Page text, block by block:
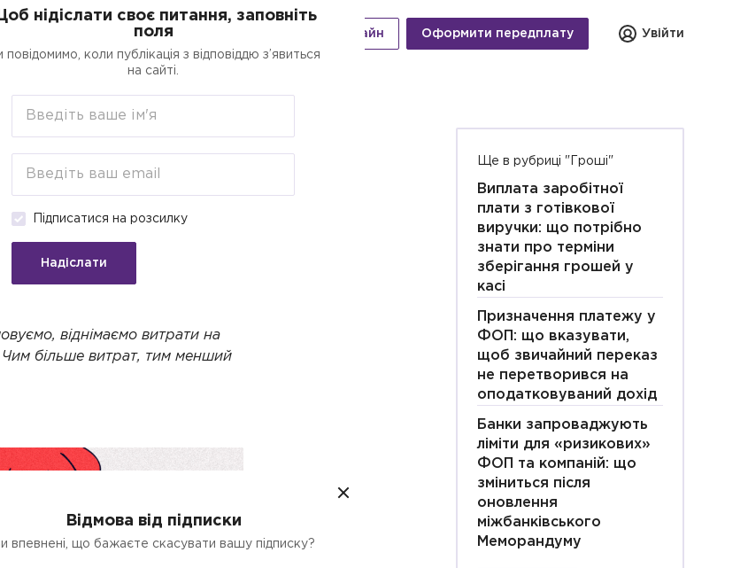
Кредити для бізнесу онлайн Оформити передплату Увійти
на
доходу, обчислюється він
віднімаємо витрати на
Чим більше витрат, тим менший
Ще в рубриці "Гроші"
Виплата заробітної
плати з готівкової
виручки: що потрібно
знати про терміни
зберігання грошей у
касі
Призначення платежу у
ФОП: що вказувати,
щоб звичайний переказ
не перетворився на
оподатковуваний дохід
Банки запроваджують
ліміти для «ризикових»
ФОП та компаній: що
зміниться після
оновлення
міжбанківського
Меморандуму
нідіслати своє питання, заповніть
поля
повідомимо, коли публікація з відповіддю з’явиться
на сайті.
Підписатися на розсилку
Надіслати
Відмова від підписки
впевнені, що бажаєте скасувати вашу підписку?